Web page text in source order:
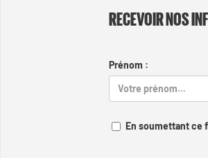
RECEVOIR NOS
Prénom :
En soumettant ce